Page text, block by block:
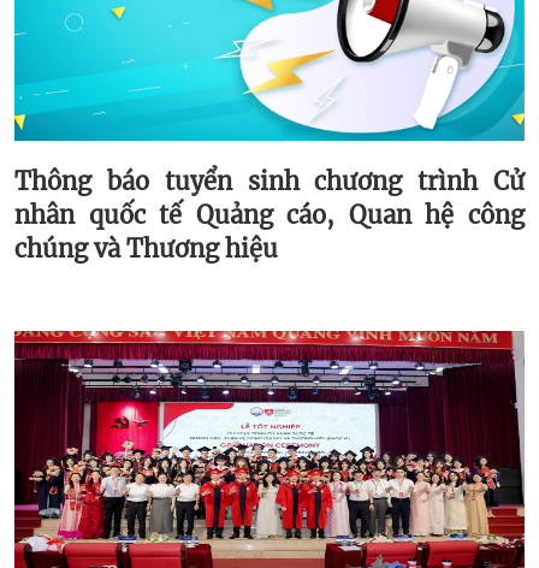
Thông báo tuyển sinh chương trình Cử
nhân quốc tế Quảng cáo, Quan hệ công
chúng và Thương hiệu